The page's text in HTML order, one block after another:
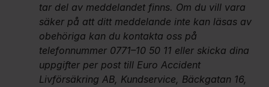
tar del av meddelandet finns. Om du vill vara
säker på att ditt meddelande inte kan läsas av
obehöriga kan du kontakta oss på
telefonnummer 0771–10 50 11 eller skicka dina
uppgifter per post till Euro Accident
Livförsäkring AB, Kundservice, Bäckgatan 16,